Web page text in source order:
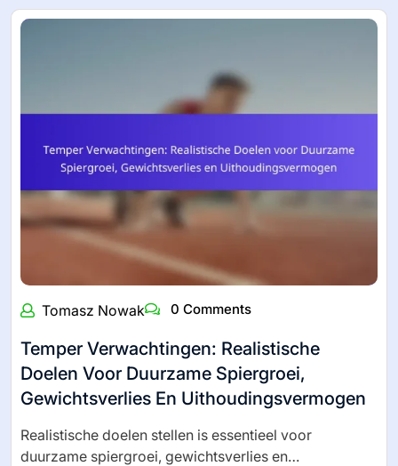
Tomasz Nowak 0 Comments
Temper Verwachtingen: Realistische
Doelen Voor Duurzame Spiergroei,
Gewichtsverlies En Uithoudingsvermogen
Realistische doelen stellen is essentieel voor
duurzame spiergroei, gewichtsverlies en…